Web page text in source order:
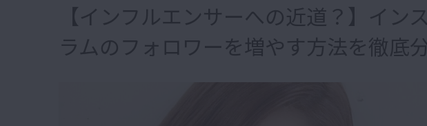
【インフルエンサーへの近道？】イン
ラムのフォロワーを増やす方法を徹底